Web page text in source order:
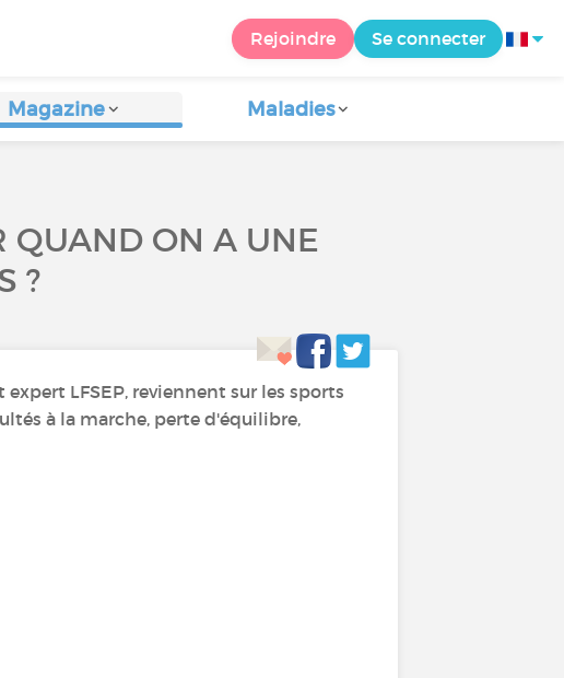
Rejoindre Se connecter
Magazine Maladies
QUAND ON A UNE
?
LFSEP, reviennent sur les sports
à la marche, perte d'équilibre,